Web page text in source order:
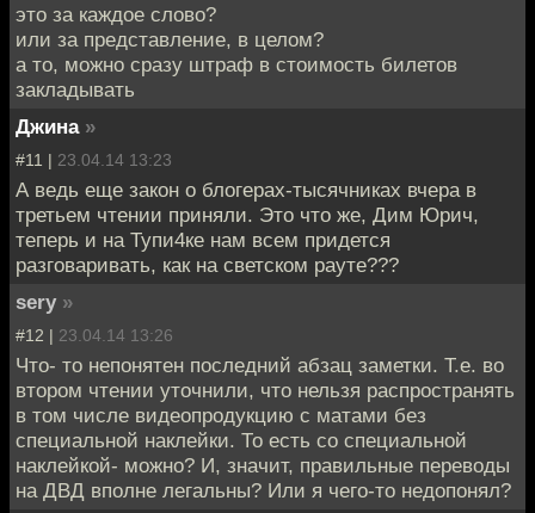
это за каждое слово?
или за представление, в целом?
а то, можно сразу штраф в стоимость билетов
закладывать
Джина »
#11 | 23.04.14 13:23
А ведь еще закон о блогерах-тысячниках вчера в
третьем чтении приняли. Это что же, Дим Юрич,
теперь и на Тупи4ке нам всем придется
разговаривать, как на светском рауте???
sery »
#12 | 23.04.14 13:26
Что- то непонятен последний абзац заметки. Т.е. во
втором чтении уточнили, что нельзя распространять
в том числе видеопродукцию с матами без
специальной наклейки. То есть со специальной
наклейкой- можно? И, значит, правильные переводы
на ДВД вполне легальны? Или я чего-то недопонял?